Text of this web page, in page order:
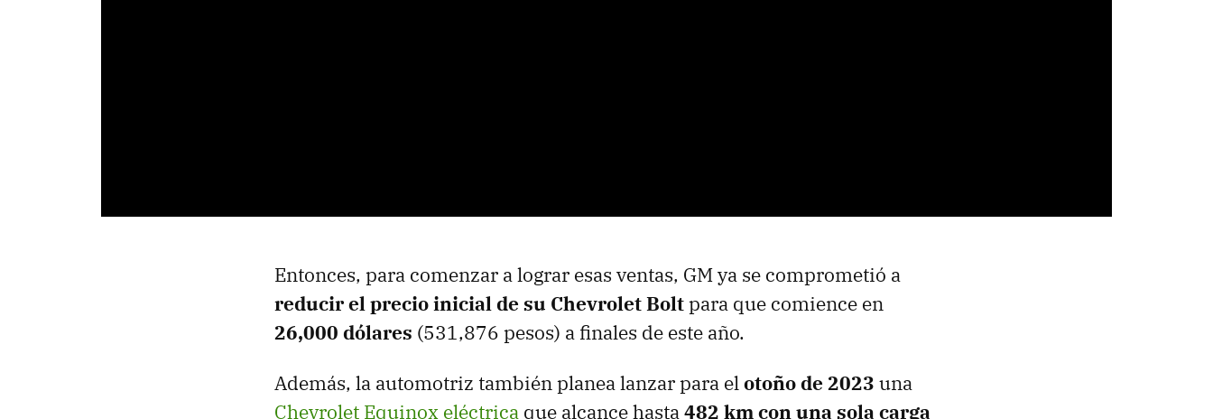
Entonces, para comenzar a lograr esas ventas, GM ya se comprometió a
reducir el precio inicial de su Chevrolet Boltpara que comience en
26,000 dólares (531,876 pesos) a finales de este año.
Además, la automotriz también planea lanzar para el otoño de 2023 una
Chevrolet Equinox eléctrica que alcance hasta 482 km con una sola carga